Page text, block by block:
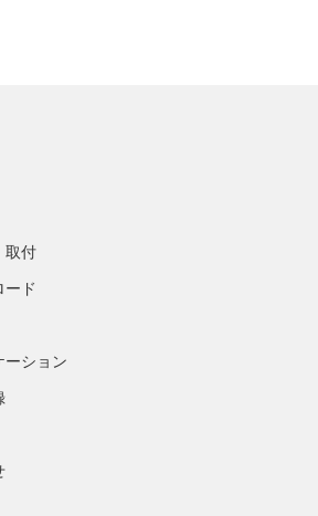
取付
ード
ーション